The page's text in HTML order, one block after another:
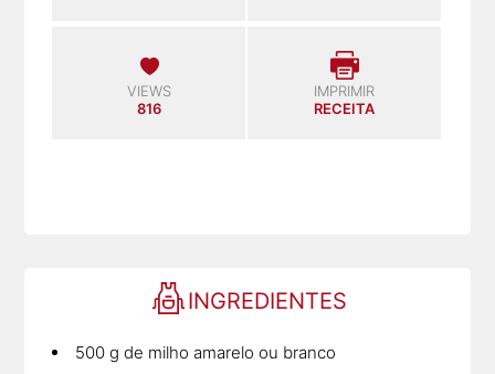
VIEWS
816
IMPRIMIR
RECEITA
INGREDIENTES
500 g de milho amarelo ou branco